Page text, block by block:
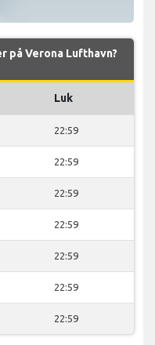
på Verona Lufthavn?
Luk
22:59
22:59
22:59
22:59
22:59
22:59
22:59